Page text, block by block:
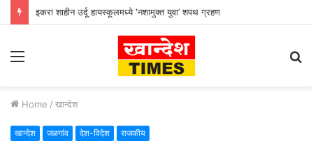
इकरा शाहीन उर्दू हायस्कूलमध्ये ‘नशामुक्त युवा’ शपथ ग्रहण
Menu
Home / खान्देश
खान्देश जळगांव देश-विदेश राजकीय